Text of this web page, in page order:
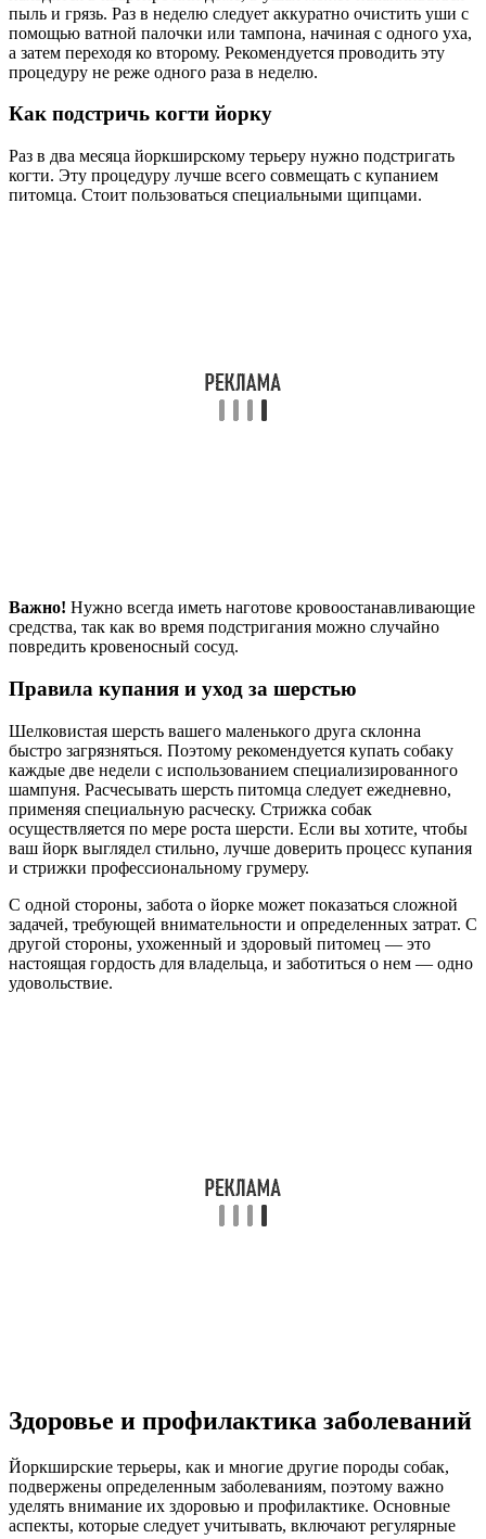
пыль и грязь. Раз в неделю следует аккуратно очистить уши с
помощью ватной палочки или тампона, начиная с одного уха,
а затем переходя ко второму. Рекомендуется проводить эту
процедуру не реже одного раза в неделю.
Как подстричь когти йорку
Раз в два месяца йоркширскому терьеру нужно подстригать
когти. Эту процедуру лучше всего совмещать с купанием
питомца. Стоит пользоваться специальными щипцами.
Важно! Нужно всегда иметь наготове кровоостанавливающие
средства, так как во время подстригания можно случайно
повредить кровеносный сосуд.
Правила купания и уход за шерстью
Шелковистая шерсть вашего маленького друга склонна
быстро загрязняться. Поэтому рекомендуется купать собаку
каждые две недели с использованием специализированного
шампуня. Расчесывать шерсть питомца следует ежедневно,
применяя специальную расческу. Стрижка собак
осуществляется по мере роста шерсти. Если вы хотите, чтобы
ваш йорк выглядел стильно, лучше доверить процесс купания
и стрижки профессиональному грумеру.
С одной стороны, забота о йорке может показаться сложной
задачей, требующей внимательности и определенных затрат. С
другой стороны, ухоженный и здоровый питомец — это
настоящая гордость для владельца, и заботиться о нем — одно
удовольствие.
Здоровье и профилактика заболеваний
Йоркширские терьеры, как и многие другие породы собак,
подвержены определенным заболеваниям, поэтому важно
уделять внимание их здоровью и профилактике. Основные
аспекты, которые следует учитывать, включают регулярные